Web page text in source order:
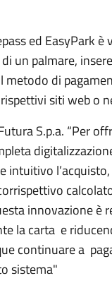
ed EasyPark
un palmare,
di
siti web o
S.p.a. “Per
intuitivo
innovazione è
la carta e
continuare a
sistema"